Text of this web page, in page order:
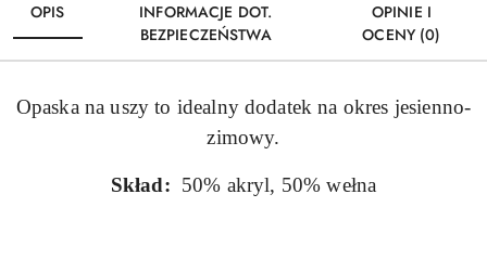
OPIS
INFORMACJE DOT.
BEZPIECZEŃSTWA
OPINIE I
OCENY (0)
Opaska na uszy to idealny dodatek na okres jesienno-
zimowy.
Skład: 50% akryl, 50% wełna